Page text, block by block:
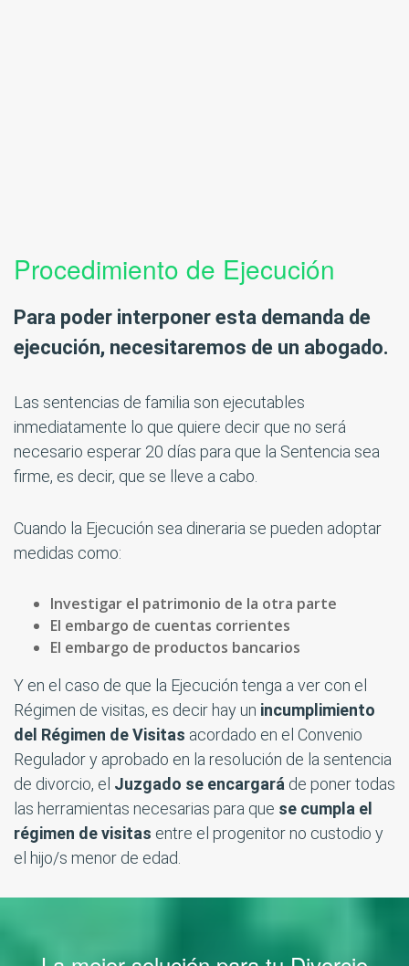
Procedimiento de Ejecución
Para poder interponer esta demanda de
ejecución, necesitaremos de un abogado.
Las sentencias de familia son ejecutables
inmediatamente lo que quiere decir que no será
necesario esperar 20 días para que la Sentencia sea
firme, es decir, que se lleve a cabo.
Cuando la Ejecución sea dineraria se pueden adoptar
medidas como:
Investigar el patrimonio de la otra parte
El embargo de cuentas corrientes
El embargo de productos bancarios
Y en el caso de que la Ejecución tenga a ver con el
Régimen de visitas, es decir hay un incumplimiento
del Régimen de Visitas acordado en el Convenio
Regulador y aprobado en la resolución de la sentencia
de divorcio, el Juzgado se encargará de poner todas
las herramientas necesarias para que se cumpla el
régimen de visitas entre el progenitor no custodio y
el hijo/s menor de edad.